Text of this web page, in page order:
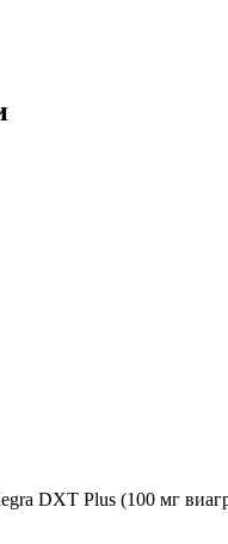
DXT Plus (100 мг